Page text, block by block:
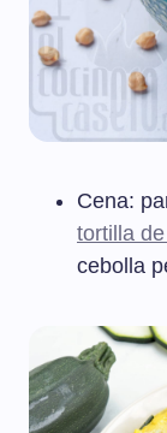
Cena:
tortilla
cebolla